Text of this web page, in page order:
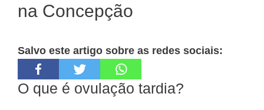
na Concepção
Salvo este artigo sobre as redes sociais:
O que é ovulação tardia?